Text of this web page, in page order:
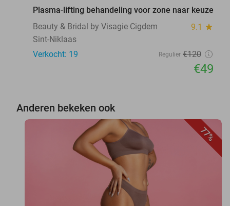
Plasma-lifting behandeling voor zone naar keuze
Beauty & Bridal by Visagie Cigdem
9.1 star
Sint-Niklaas
Verkocht: 19
Regulier €120
€49
Anderen bekeken ook
77%